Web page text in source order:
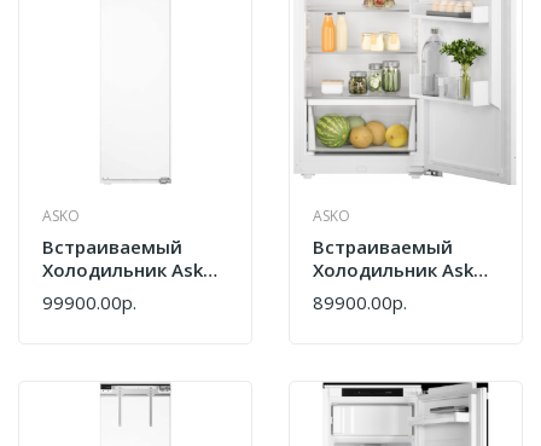
ASKO
Встраиваемый
Холодильник Asko
RBR276DND1.P
748324
99900.00р.
ASKO
Встраиваемый
Холодильник Asko
RBR286DD1 747329
89900.00р.